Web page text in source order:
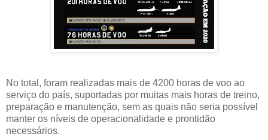
No total, foram realizadas mais de 4200 horas de voo ao
serviço do país, suportadas por muitas mais horas de treino,
preparação e manutenção, sem as quais não seria possível
manter os níveis de operacionalidade e prontidão
necessários.